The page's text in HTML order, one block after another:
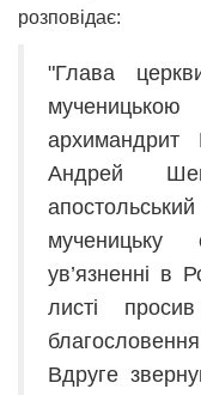
розповідає:
"Глава
архимандрит
Андрей
ув’язненні в
листі
Вдруге